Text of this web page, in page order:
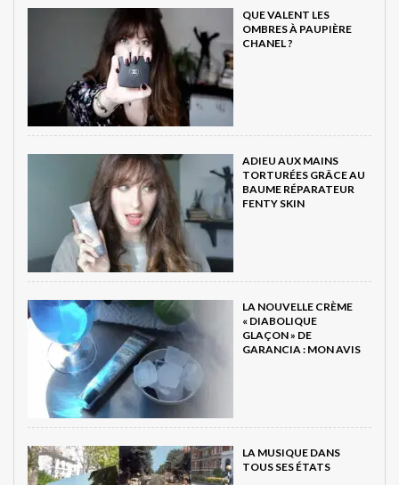
QUE VALENT LES
OMBRES À PAUPIÈRE
CHANEL ?
ADIEU AUX MAINS
TORTURÉES GRÂCE AU
BAUME RÉPARATEUR
FENTY SKIN
LA NOUVELLE CRÈME
« DIABOLIQUE
GLAÇON » DE
GARANCIA : MON AVIS
LA MUSIQUE DANS
TOUS SES ÉTATS